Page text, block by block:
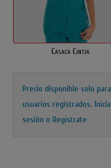
Casaca Cintia
Precio disponible solo para
usuarios registrados.Inicia
sesión o Regístrate